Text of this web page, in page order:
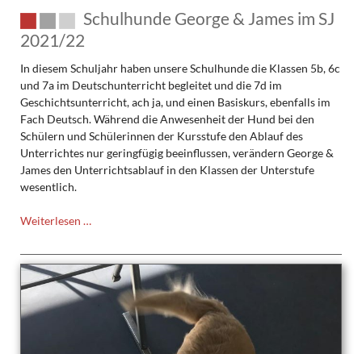
Schulhunde George & James im SJ
2021/22
In diesem Schuljahr haben unsere Schulhunde die Klassen 5b, 6c
und 7a im Deutschunterricht begleitet und die 7d im
Geschichtsunterricht, ach ja, und einen Basiskurs, ebenfalls im
Fach Deutsch. Während die Anwesenheit der Hund bei den
Schülern und Schülerinnen der Kursstufe den Ablauf des
Unterrichtes nur geringfügig beeinflussen, verändern George &
James den Unterrichtsablauf in den Klassen der Unterstufe
wesentlich.
Weiterlesen …
&
James
im
2021/22